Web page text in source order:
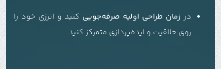
در زمان طراحی اولیه صرفه‌جویی کنید و انرژی خود را
روی خلاقیت و ایده‌پردازی متمرکز کنید.